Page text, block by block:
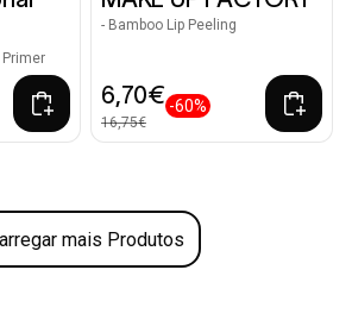
Primer
- Bamboo Lip Peeling
6,70€
16,75€
-60%
mais Produtos